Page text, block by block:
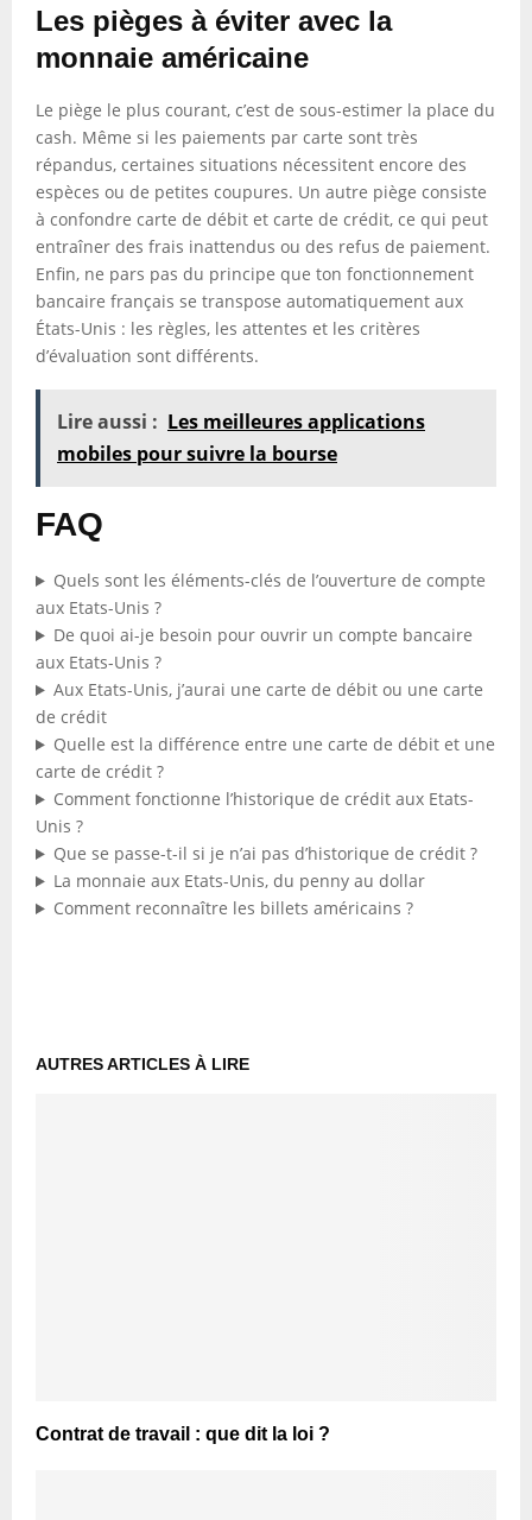
Les pièges à éviter avec la
monnaie américaine
Le piège le plus courant, c’est de sous-estimer la place du
cash. Même si les paiements par carte sont très
répandus, certaines situations nécessitent encore des
espèces ou de petites coupures. Un autre piège consiste
à confondre carte de débit et carte de crédit, ce qui peut
entraîner des frais inattendus ou des refus de paiement.
Enfin, ne pars pas du principe que ton fonctionnement
bancaire français se transpose automatiquement aux
États-Unis : les règles, les attentes et les critères
d’évaluation sont différents.
Lire aussi : Les meilleures applications
mobiles pour suivre la bourse
FAQ
Quels sont les éléments-clés de l’ouverture de compte
aux Etats-Unis ?
De quoi ai-je besoin pour ouvrir un compte bancaire
aux Etats-Unis ?
Aux Etats-Unis, j’aurai une carte de débit ou une carte
de crédit
Quelle est la différence entre une carte de débit et une
carte de crédit ?
Comment fonctionne l’historique de crédit aux Etats-
Unis ?
Que se passe-t-il si je n’ai pas d’historique de crédit ?
La monnaie aux Etats-Unis, du penny au dollar
Comment reconnaître les billets américains ?
AUTRES ARTICLES À LIRE
Contrat de travail : que dit la loi ?